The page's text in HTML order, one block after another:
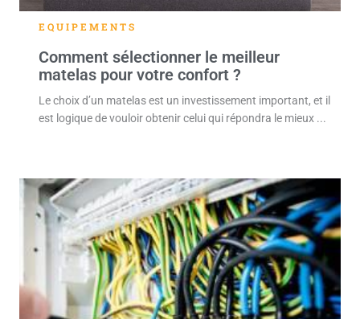
EQUIPEMENTS
matelas pour votre confort ?
Le choix d’un matelas est un investissement important, et il
est logique de vouloir obtenir celui qui répondra le mieux ...